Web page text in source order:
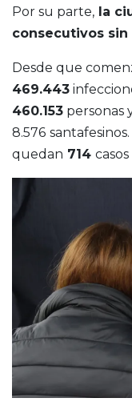
Por su parte, la
consecutivos
Desde que
469.443
460.153 personas
8.576
quedan 714